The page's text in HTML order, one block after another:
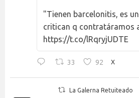
"Tienen barcelonitis, es
critican q contratáramos
https://t.co/lRqryjUDTE
33 92 X
La Galerna Retuiteado